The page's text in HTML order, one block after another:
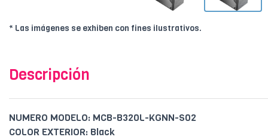
* Las imágenes se exhiben con fines ilustrativos.
Descripción
NUMERO MODELO: MCB-B320L-KGNN-S02
COLOR EXTERIOR: Black